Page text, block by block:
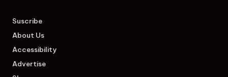
Suscribe
About Us
Accessibility
Advertise